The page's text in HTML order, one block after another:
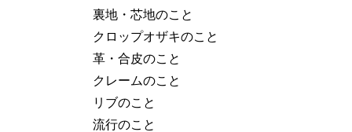
裏地・芯地のこと
クロップオザキのこと
革・合皮のこと
クレームのこと
リブのこと
流行のこと